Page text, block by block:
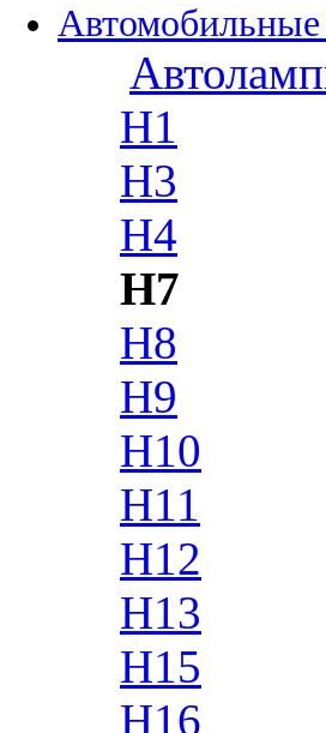
H1
H3
H4
H7
H8
H9
H10
H11
H12
H13
H15
H16